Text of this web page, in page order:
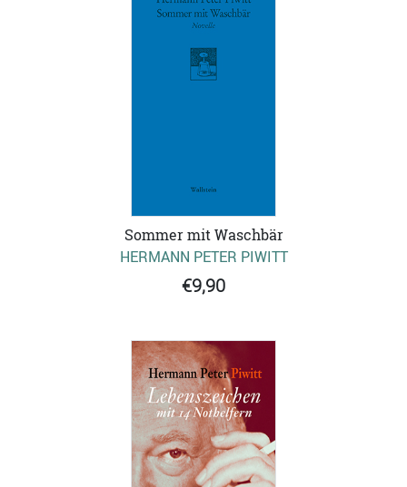
Sommer mit Waschbär
HERMANN PETER PIWITT
€9,90